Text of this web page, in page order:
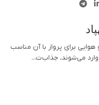
برای پرواز با آن مناسب
وارد می‌شوند، جذاب‌ت...